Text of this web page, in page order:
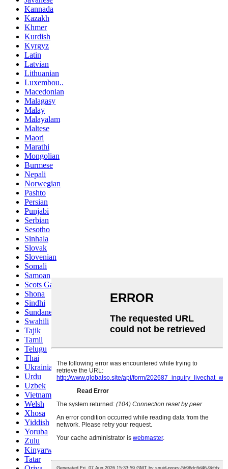
Kannada
Kazakh
Khmer
Kurdish
Kyrgyz
Latin
Latvian
Lithuanian
Luxembou..
Macedonian
Malagasy
Malay
Malayalam
Maltese
Maori
Marathi
Mongolian
Burmese
Nepali
Norwegian
Pashto
Persian
Punjabi
Serbian
Sesotho
Sinhala
Slovak
Slovenian
Somali
Samoan
Scots Gaelic
Shona
Sindhi
Sundanese
Swahili
Tajik
Tamil
Telugu
Thai
Ukrainian
Urdu
Uzbek
Vietnamese
Welsh
Xhosa
Yiddish
Yoruba
Zulu
Kinyarwanda
Tatar